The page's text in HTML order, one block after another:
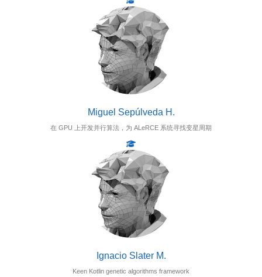
Miguel Sepúlveda H.
在 GPU 上开发并行算法，为 ALeRCE 系统寻找变星周期
Ignacio Slater M.
Keen Kotlin genetic algorithms framework